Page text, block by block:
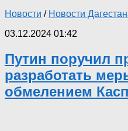
Новости / Новости
03.12.2024 01:42
Путин поручил
разработать
обмелением